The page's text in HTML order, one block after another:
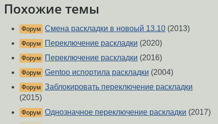
Похожие темы
Форум Смена раскладки в новоый 13.10 (2013)
Форум Переключение раскладки (2020)
Форум Переключение раскладки (2016)
Форум Gentoo испортила раскладки (2004)
Форум Заблокировать переключение раскладки
(2015)
Форум Однозначное переключение раскладки (2017)